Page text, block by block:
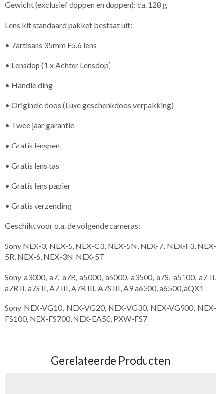
Gewicht (exclusief doppen en doppen): ca. 128 g
Lens kit standaard pakket bestaat uit:
• 7artisans 35mm F5.6 lens
• Lensdop (1 x Achter Lensdop)
• Handleiding
• Originele doos (Luxe geschenkdoos verpakking)
• Twee jaar garantie
• Gratis lenspen
• Gratis lens tas
• Gratis lens papier
• Gratis verzending
Geschikt voor o.a. de volgende cameras:
Sony NEX-3, NEX-5, NEX-C3, NEX-5N, NEX-7, NEX-F3, NEX-
5R, NEX-6, NEX-3N, NEX-5T
Sony a3000, a7, a7R, a5000, a6000, a3500, a7S, a5100, a7 II,
a7R II, a7S II, A7 III, A7R III, A7S III, A9 a6300, a6500, aQX1
Sony NEX-VG10, NEX-VG20, NEX-VG30, NEX-VG900, NEX-
FS100, NEX-FS700, NEX-EA50, PXW-FS7
Gerelateerde Producten